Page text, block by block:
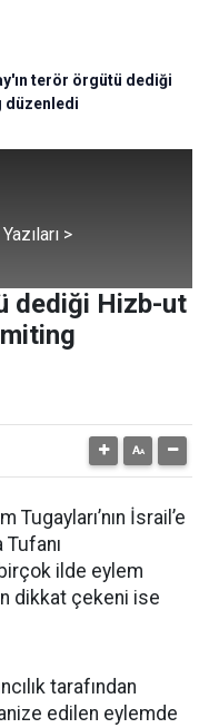
terör örgütü dediği
düzenledi
>
dediği Hizb-ut
Tugayları’nın İsrail’e
Tufanı
ilde eylem
dikkat çekeni ise
tarafından
edilen eylemde